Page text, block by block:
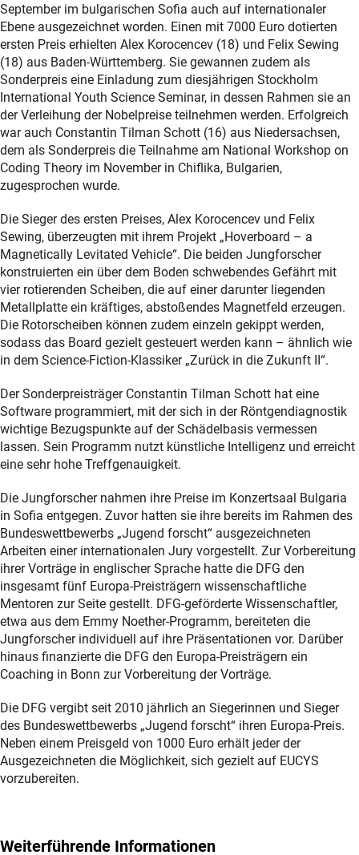
September im bulgarischen Sofia auch auf internationaler
Ebene ausgezeichnet worden. Einen mit 7000 Euro dotierten
ersten Preis erhielten Alex Korocencev (18) und Felix Sewing
(18) aus Baden-Württemberg. Sie gewannen zudem als
Sonderpreis eine Einladung zum diesjährigen Stockholm
International Youth Science Seminar, in dessen Rahmen sie an
der Verleihung der Nobelpreise teilnehmen werden. Erfolgreich
war auch Constantin Tilman Schott (16) aus Niedersachsen,
dem als Sonderpreis die Teilnahme am National Workshop on
Coding Theory im November in Chiﬂika, Bulgarien,
zugesprochen wurde.
Die Sieger des ersten Preises, Alex Korocencev und Felix
Sewing, überzeugten mit ihrem Projekt „Hoverboard – a
Magnetically Levitated Vehicle“. Die beiden Jungforscher
konstruierten ein über dem Boden schwebendes Gefährt mit
vier rotierenden Scheiben, die auf einer darunter liegenden
Metallplatte ein kräftiges, abstoßendes Magnetfeld erzeugen.
Die Rotorscheiben können zudem einzeln gekippt werden,
sodass das Board gezielt gesteuert werden kann – ähnlich wie
in dem Science-Fiction-Klassiker „Zurück in die Zukunft II“.
Der Sonderpreisträger Constantin Tilman Schott hat eine
Software programmiert, mit der sich in der Röntgendiagnostik
wichtige Bezugspunkte auf der Schädelbasis vermessen
lassen. Sein Programm nutzt künstliche Intelligenz und erreicht
eine sehr hohe Treffgenauigkeit.
Die Jungforscher nahmen ihre Preise im Konzertsaal Bulgaria
in Sofia entgegen. Zuvor hatten sie ihre bereits im Rahmen des
Bundeswettbewerbs „Jugend forscht“ ausgezeichneten
Arbeiten einer internationalen Jury vorgestellt. Zur Vorbereitung
ihrer Vorträge in englischer Sprache hatte die DFG den
insgesamt fünf Europa-Preisträgern wissenschaftliche
Mentoren zur Seite gestellt. DFG-geförderte Wissenschaftler,
etwa aus dem Emmy Noether-Programm, bereiteten die
Jungforscher individuell auf ihre Präsentationen vor. Darüber
hinaus finanzierte die DFG den Europa-Preisträgern ein
Coaching in Bonn zur Vorbereitung der Vorträge.
Die DFG vergibt seit 2010 jährlich an Siegerinnen und Sieger
des Bundeswettbewerbs „Jugend forscht“ ihren Europa-Preis.
Neben einem Preisgeld von 1000 Euro erhält jeder der
Ausgezeichneten die Möglichkeit, sich gezielt auf EUCYS
vorzubereiten.
Weiterführende Informationen